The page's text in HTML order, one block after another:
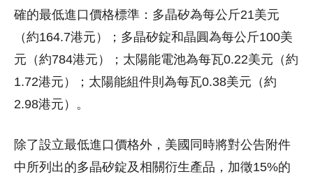
確的最低進口價格標準：多晶矽為每公斤21美元
（約164.7港元）；多晶矽錠和晶圓為每公斤100美
元（約784港元）；太陽能電池為每瓦0.22美元（約
1.72港元）；太陽能組件則為每瓦0.38美元（約
2.98港元）。
除了設立最低進口價格外，美國同時將對公告附件
中所列出的多晶矽錠及相關衍生產品，加徵15%的